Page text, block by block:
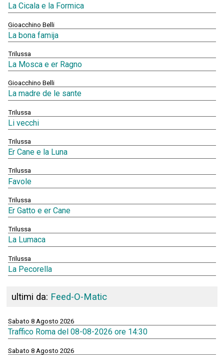
La Cicala e la Formica
Gioacchino Belli
La bona famija
Trilussa
La Mosca e er Ragno
Gioacchino Belli
La madre de le sante
Trilussa
Li vecchi
Trilussa
Er Cane e la Luna
Trilussa
Favole
Trilussa
Er Gatto e er Cane
Trilussa
La Lumaca
Trilussa
La Pecorella
ultimi da: Feed-O-Matic
Sabato 8 Agosto 2026
Traffico Roma del 08-08-2026 ore 14:30
Sabato 8 Agosto 2026